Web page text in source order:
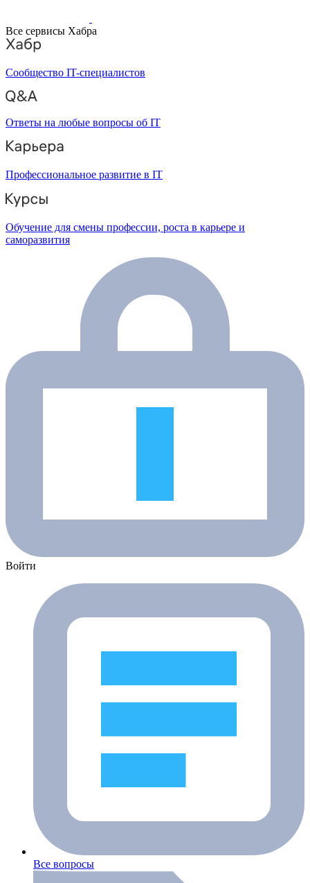
Все сервисы Хабра
Сообщество IT-специалистов
Ответы на любые вопросы об IT
Профессиональное развитие в IT
Обучение для смены профессии, роста в карьере и
саморазвития
Войти
Все вопросы